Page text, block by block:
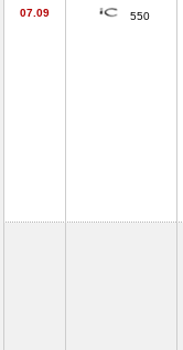
07.09 550